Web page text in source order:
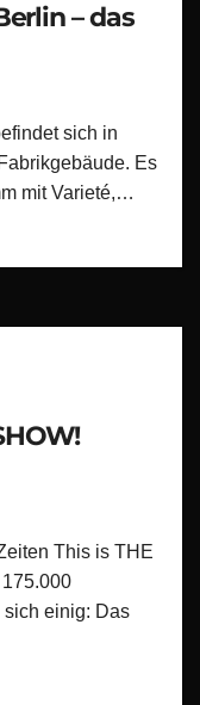
– das
sich in
Es
mit Varieté,…
This is THE
sich einig: Das